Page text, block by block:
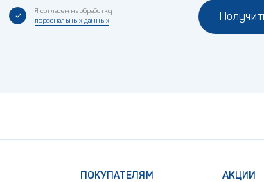
Я согласен на обработку
персональных данных
ПОКУПАТЕЛЯМ АКЦИИ